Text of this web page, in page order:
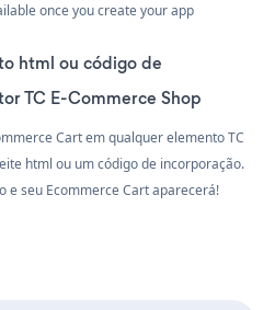
once you create your app
html ou código de
TC E-Commerce Shop
Cart em qualquer elemento TC
html ou um código de incorporação.
e seu Ecommerce Cart aparecerá!